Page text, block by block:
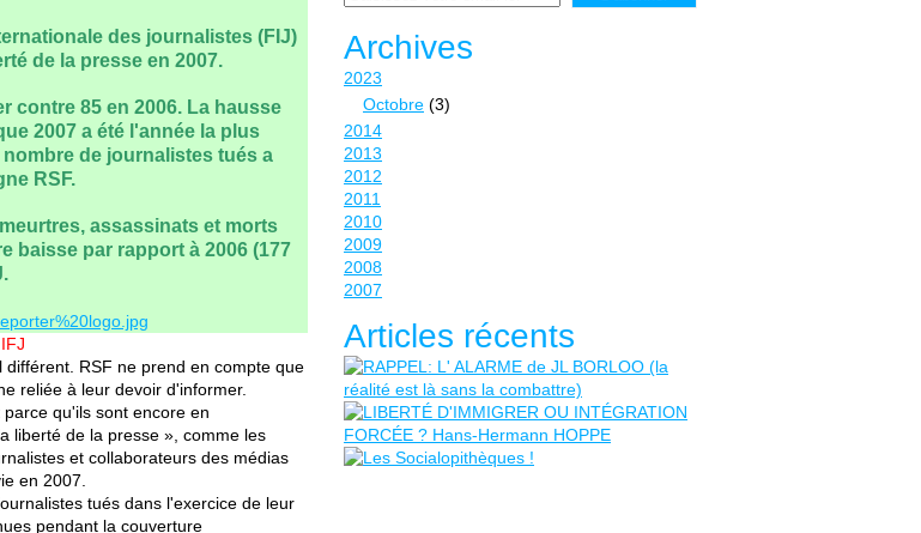
des journalistes (FIJ)
de la presse en 2007.
contre 85 en 2006. La hausse
2007 a été l'année la plus
de journalistes tués a
RSF.
assassinats et morts
baisse par rapport à 2006 (177
RSF ne prend en compte que
reliée à leur devoir d'informer.
qu'ils sont encore en
liberté de la presse », comme les
et collaborateurs des médias
en 2007.
tués dans l'exercice de leur
pendant la couverture
Archives
2023
Octobre (3)
2014
2013
2012
2011
2010
2009
2008
2007
Articles récents